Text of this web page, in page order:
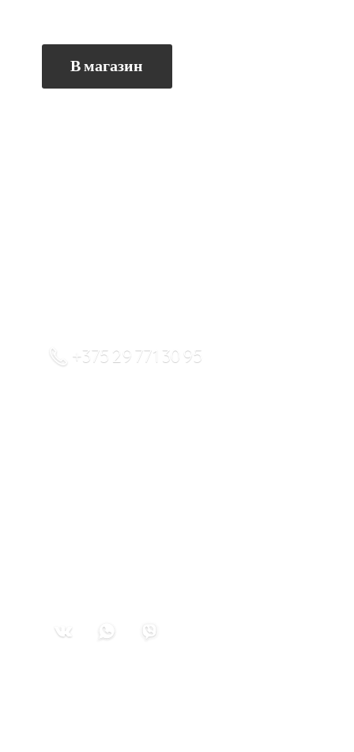
В магазин
+375 29 771 30 95